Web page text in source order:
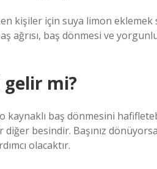
kişiler için suya limon eklemek
ağrısı, baş dönmesi ve
mi?
baş dönmesini
besindir. Başınız
olacaktır.